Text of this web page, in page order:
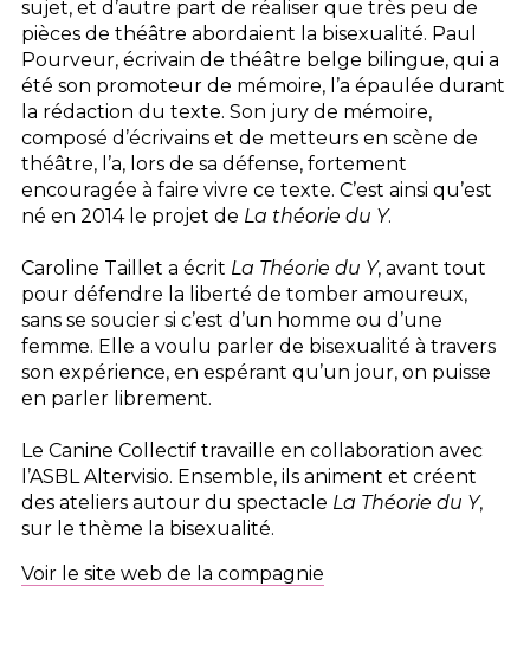
sujet, et d’autre part de réaliser que très peu de
pièces de théâtre abordaient la bisexualité. Paul
Pourveur, écrivain de théâtre belge bilingue, qui a
été son promoteur de mémoire, l’a épaulée durant
la rédaction du texte. Son jury de mémoire,
composé d’écrivains et de metteurs en scène de
théâtre, l’a, lors de sa défense, fortement
encouragée à faire vivre ce texte. C’est ainsi qu’est
né en 2014 le projet de La théorie du Y.
Caroline Taillet a écrit La Théorie du Y, avant tout
pour défendre la liberté de tomber amoureux,
sans se soucier si c’est d’un homme ou d’une
femme. Elle a voulu parler de bisexualité à travers
son expérience, en espérant qu’un jour, on puisse
en parler librement.
Le Canine Collectif travaille en collaboration avec
l’ASBL Altervisio. Ensemble, ils animent et créent
des ateliers autour du spectacle La Théorie du Y,
sur le thème la bisexualité.
Voir le site web de la compagnie